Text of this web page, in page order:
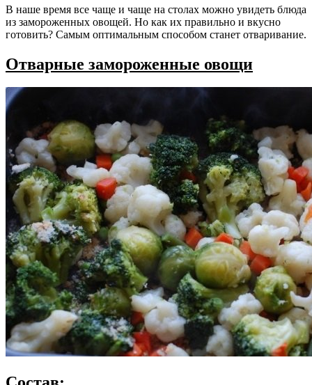
В наше время все чаще и чаще на столах можно увидеть блюда
из замороженных овощей. Но как их правильно и вкусно
готовить? Самым оптимальным способом станет отваривание.
Отварные замороженные овощи